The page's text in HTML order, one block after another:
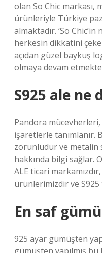
olan So Chic markası,
ürünleriyle Türkiye
almaktadır. ‘So
herkesin dikkatini
açıdan güzel baykuş
olmaya devam
S925 ale ne
Pandora
işaretlerle tanımlanır.
zorunludur ve metalin
hakkında bilgi sağlar.
ALE ticari
ürünlerimizdir ve
En saf
925 ayar gümüşten